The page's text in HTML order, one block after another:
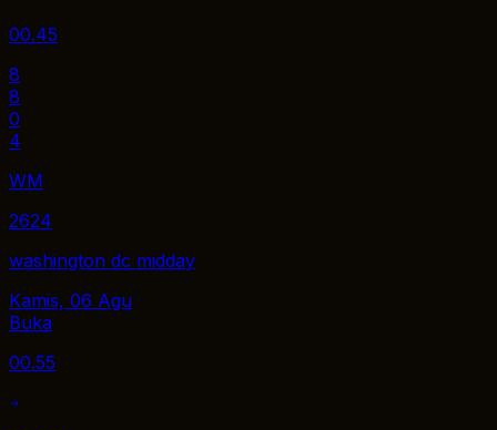
00.45
8
8
0
4
WM
2624
washington dc midday
Kamis, 06 Agu
Buka
00.55